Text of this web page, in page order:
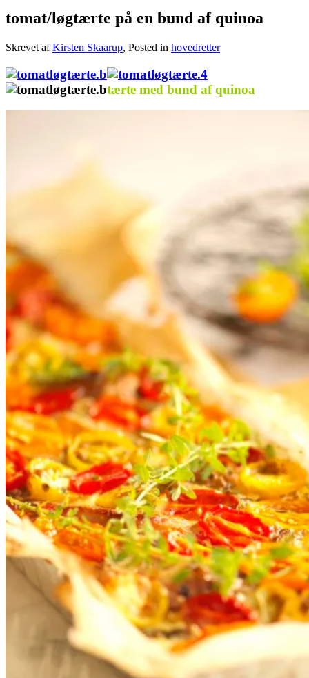
tomat/løgtærte på en bund af quinoa
Skrevet afKirsten Skaarup, Posted in hovedretter
tærte med bund af quinoa